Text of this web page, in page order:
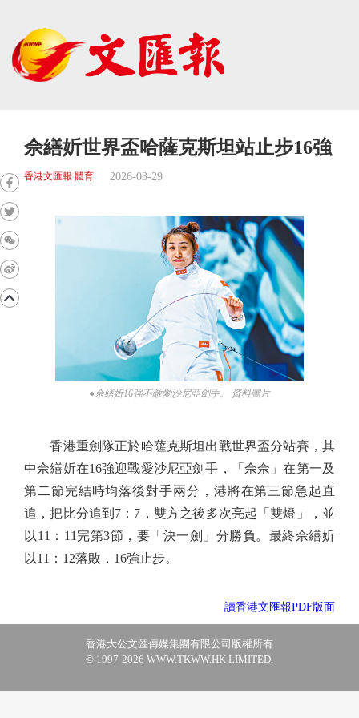
佘繕妡世界盃哈薩克斯坦站止步16強
香港文匯報 體育 2026-03-29
●佘繕妡16強不敵愛沙尼亞劍手。 資料圖片
香港重劍隊正於哈薩克斯坦出戰世界盃分站賽，其
中佘繕妡在16強迎戰愛沙尼亞劍手，「佘佘」在第一及
第二節完結時均落後對手兩分，港將在第三節急起直
追，把比分追到7：7，雙方之後多次亮起「雙燈」，並
以11：11完第3節，要「決一劍」分勝負。最終佘繕妡
以11：12落敗，16強止步。
讀香港文匯報PDF版面
香港大公文匯傳媒集團有限公司版權所有
© 1997-2026 WWW.TKWW.HK LIMITED.